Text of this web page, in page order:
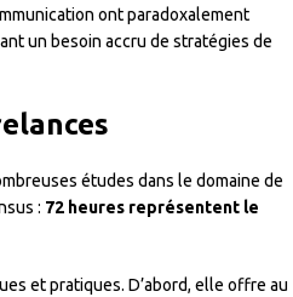
ont paradoxalement
un besoin accru de stratégies de
études dans le domaine de
: 72 heures représentent le
et pratiques. D’abord, elle offre au